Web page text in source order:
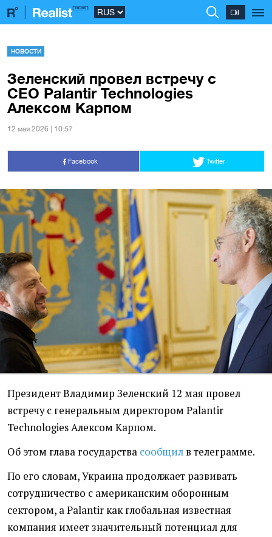
НОВОСТИ
Зеленский провел встречу с
CEO Palantir Technologies
Алексом Карпом
12 мая 2026 | 10:57
Facebook Twitter
Президент Владимир Зеленский 12 мая провел
встречу с генеральным директором Palantir
Technologies Алексом Карпом.
Об этом глава государства сообщил в телеграмме.
По его словам, Украина продолжает развивать
сотрудничество с американским оборонным
сектором, а Palantir как глобальная известная
компания имеет значительный потенциал для